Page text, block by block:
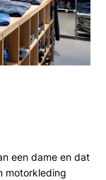
een dame en dat
motorkleding